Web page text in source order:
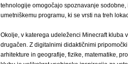
tehnologije omogočajo spoznavanje
umetniškemu programu, ki se vrsti na treh
Okolje, v katerega udeleženci Minecraft kluba
drugačen. Z digitalnimi didaktičnimi
arhitekture in geografije, fizike, matematike,